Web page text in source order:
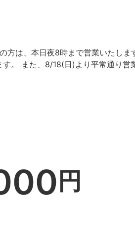
は、本日夜8時まで営業いたし
。 また、8/18(日)より平常通り
円